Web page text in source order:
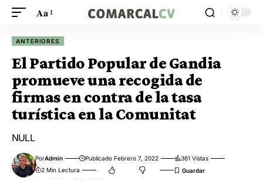
Aa
ANTERIORES
El Partido Popular de Gandia
promueve una recogida de
firmas en contra de la tasa
turística en la Comunitat
NULL
PorAdmin Publicado Febrero 7, 2022
361 Vistas
2 Min Lectura